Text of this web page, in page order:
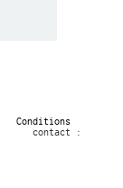
Conditions
contact :